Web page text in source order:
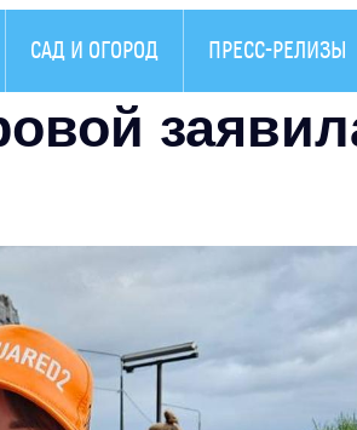
САД И ОГОРОД ПРЕСС-РЕЛИЗЫ